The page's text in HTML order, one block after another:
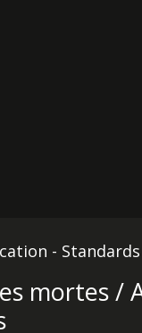
- Standards
mortes /